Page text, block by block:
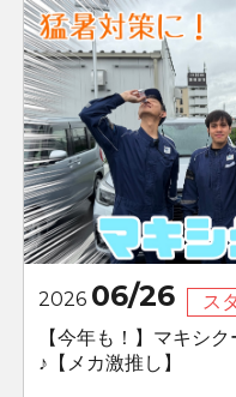
2026 06/26
ス
【今年も！】マキシ
♪【メカ激推し】